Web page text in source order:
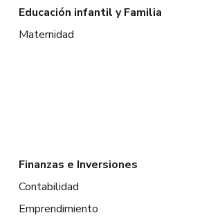
Educación infantil y Familia
Maternidad
Finanzas e Inversiones
Contabilidad
Emprendimiento